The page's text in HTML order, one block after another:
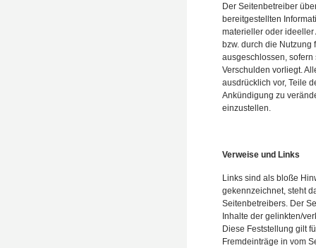
Der Seitenbetreiber
bereitgestellten
materieller oder
bzw. durch die
ausgeschlossen,
Verschulden vorliegt.
ausdrücklich vor, Teile
Ankündigung zu
einzustellen.
Verweise und Links
Links sind als bloße
gekennzeichnet, steht
Seitenbetreibers. Der
Inhalte der gelinkten/
Diese Feststellung gilt
Fremdeinträge in vom